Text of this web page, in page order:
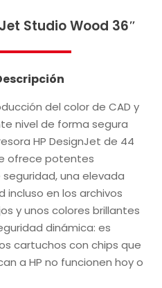
Studio Wood 36″
del color de CAD y
nivel de forma segura
HP DesignJet de 44
ofrece potentes
una elevada
incluso en los archivos
y unos colores brillantes
dinámica: es
cartuchos con chips que
a HP no funcionen hoy o